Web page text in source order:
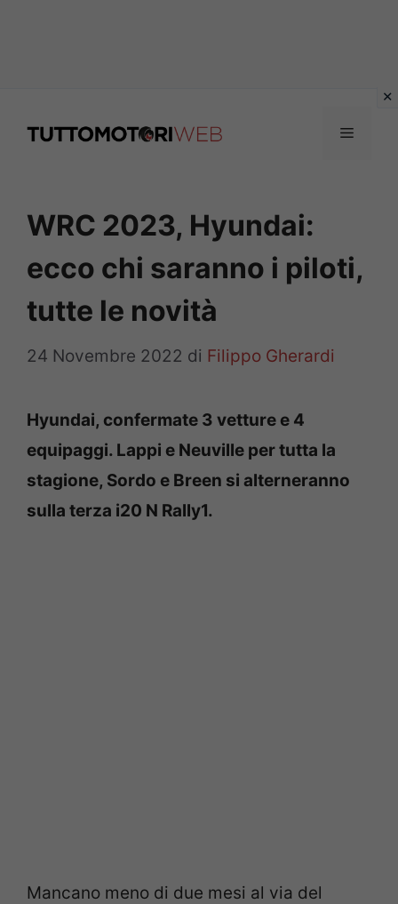
Menu
WRC 2023, Hyundai:
ecco chi saranno i piloti,
tutte le novità
24 Novembre 2022 di Filippo Gherardi
Hyundai, confermate 3 vetture e 4
equipaggi. Lappi e Neuville per tutta la
stagione, Sordo e Breen si alterneranno
sulla terza i20 N Rally1.
Mancano meno di due mesi al via del